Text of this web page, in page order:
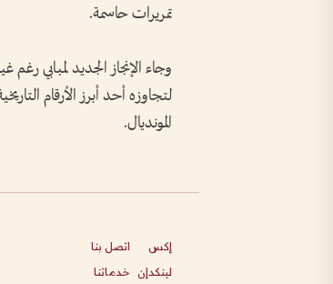
تمريرات حاسمة.
وجاء الإنجاز الجديد لمبابي
لتجاوزه أحد أبرز الأرقام
المونديال.
إكس
لينكدإن
اتصل بنا
خدماتنا